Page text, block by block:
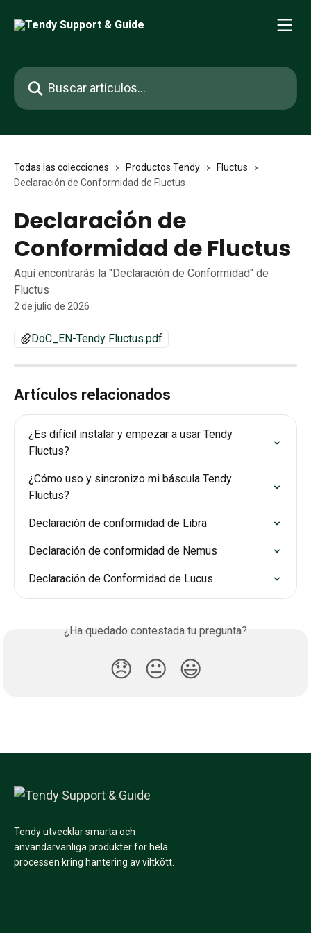
Buscar artículos...
Todas las colecciones Productos Tendy
Fluctus
Declaración de Conformidad de Fluctus
Declaración de
Conformidad de Fluctus
Aquí encontrarás la "Declaración de Conformidad" de
Fluctus
2 de julio de 2026
DoC_EN-Tendy Fluctus.pdf
Artículos relacionados
¿Es difícil instalar y empezar a usar Tendy
Fluctus?
¿Cómo uso y sincronizo mi báscula Tendy
Fluctus?
Declaración de conformidad de Libra
Declaración de conformidad de Nemus
Declaración de Conformidad de Lucus
¿Ha quedado contestada tu pregunta?
😞 😐 😃
Tendy utvecklar smarta och
användarvänliga produkter för hela
processen kring hantering av viltkött.